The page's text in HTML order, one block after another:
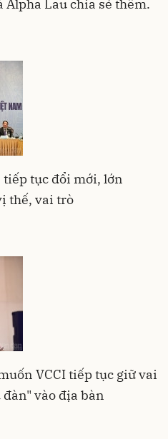
Lau chia sẻ thêm.
tiếp tục đổi mới, lớn
thế, vai trò
VCCI tiếp tục giữ vai
vào địa bàn